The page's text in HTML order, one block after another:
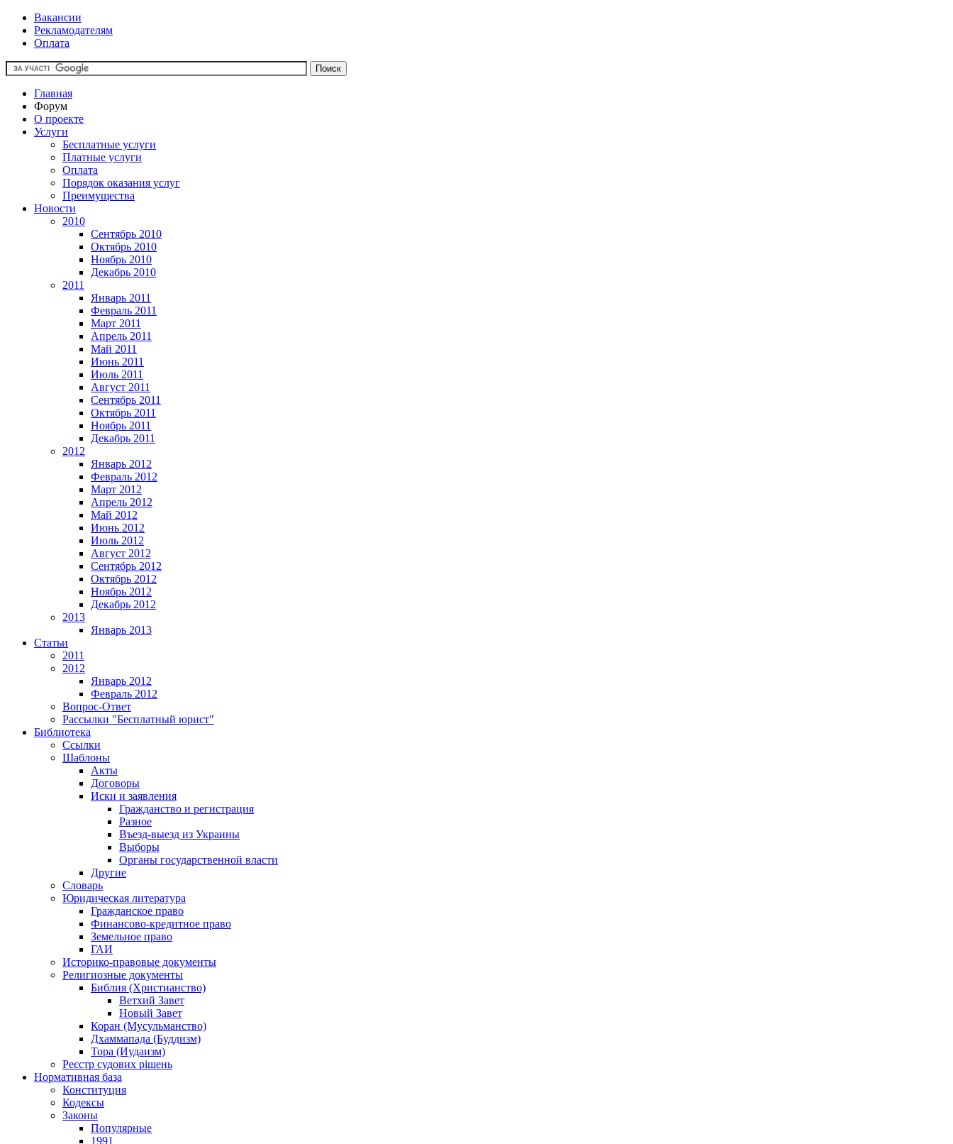
Вакансии
Рекламодателям
Оплата
Главная
Форум
О проекте
Услуги
Бесплатные услуги
Платные услуги
Оплата
Порядок оказания услуг
Преимущества
Новости
2010
Сентябрь 2010
Октябрь 2010
Ноябрь 2010
Декабрь 2010
2011
Январь 2011
Февраль 2011
Март 2011
Апрель 2011
Май 2011
Июнь 2011
Июль 2011
Август 2011
Сентябрь 2011
Октябрь 2011
Ноябрь 2011
Декабрь 2011
2012
Январь 2012
Февраль 2012
Март 2012
Апрель 2012
Май 2012
Июнь 2012
Июль 2012
Август 2012
Сентябрь 2012
Октябрь 2012
Ноябрь 2012
Декабрь 2012
2013
Январь 2013
Статьи
2011
2012
Январь 2012
Февраль 2012
Вопрос-Ответ
Рассылки "Бесплатный юрист"
Библиотека
Ссылки
Шаблоны
Акты
Договоры
Иски и заявления
Гражданство и регистрация
Разное
Въезд-выезд из Украины
Выборы
Органы государственной власти
Другие
Словарь
Юридическая литература
Гражданское право
Финансово-кредитное право
Земельное право
ГАИ
Историко-правовые документы
Религиозные документы
Библия (Христианство)
Ветхий Завет
Новый Завет
Коран (Мусульманство)
Дхаммапада (Буддизм)
Тора (Иудаизм)
Реєстр судових рішень
Нормативная база
Конституция
Кодексы
Законы
Популярные
1991